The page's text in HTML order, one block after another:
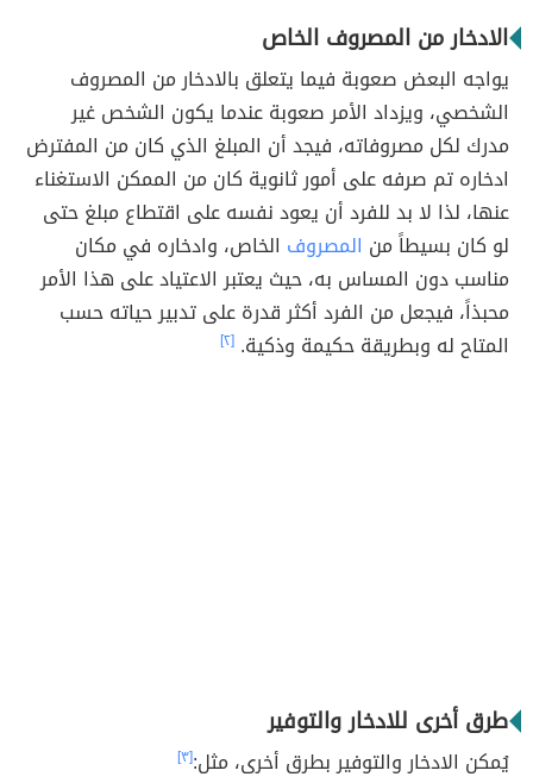
الادخار من المصروف الخاص
يواجه البعض صعوبة فيما يتعلق بالادخار من المصروف
الشخصي، ويزداد الأمر صعوبة عندما يكون الشخص غير
مدرك لكل مصروفاته، فيجد أن المبلغ الذي كان من المفترض
ادخاره تم صرفه على أمور ثانوية كان من الممكن الاستغناء
عنها، لذا لا بد للفرد أن يعود نفسه على اقتطاع مبلغ حتى
لو كان بسيطاً من المصروف الخاص، وادخاره في مكان
مناسب دون المساس به، حيث يعتبر الاعتياد على هذا الأمر
محبذاً، فيجعل من الفرد أكثر قدرة على تدبير حياته حسب
المتاح له وبطريقة حكيمة وذكية. [٢]
طرق أخرى للادخار والتوفير
يُمكن الادخار والتوفير بطرق أخرى، مثل:[٣]